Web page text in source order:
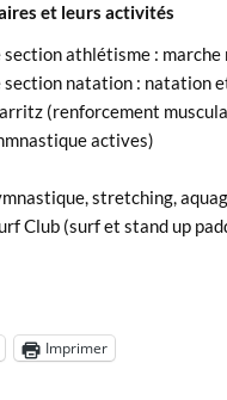
et leurs activités
athlétisme : marche
natation : natation
(renforcement
actives)
stretching,
Club (surf et stand up
Imprimer